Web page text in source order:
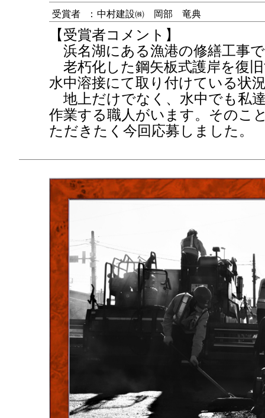
受賞者
： 中村建設㈱ 岡部 竜典
【受賞者コメント】
浜名湖にある漁港の修繕工事
老朽化した鋼矢板式護岸を復
水中溶接にて取り付けている状
地上だけでなく、水中でも私
作業する職人がいます。そのこ
ただきたく今回応募しました。